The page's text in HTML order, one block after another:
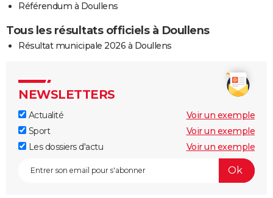
Référendum à Doullens
Tous les résultats officiels à Doullens
Résultat municipale 2026 à Doullens
NEWSLETTERS
Actualité
Voir un exemple
Sport
Voir un exemple
Les dossiers d'actu
Voir un exemple